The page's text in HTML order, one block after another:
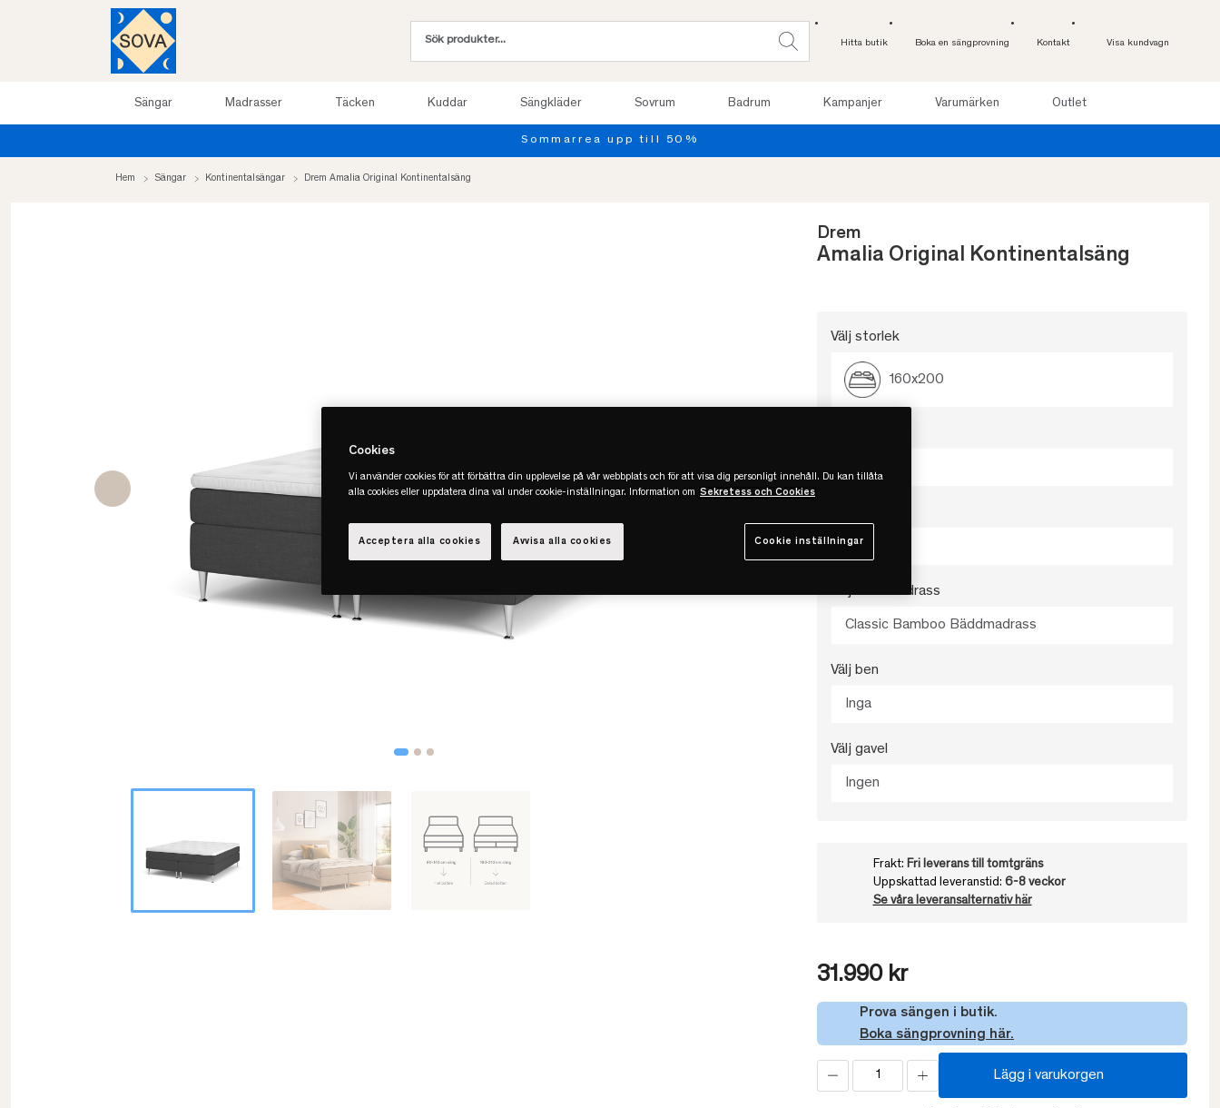
Hitta butik Boka en sängprovning Kontakt Visa kundvagn
Sängar Madrasser Täcken Kuddar Sängkläder Sovrum Badrum Kampanjer Varumärken Outlet
Provsov upp till 100 nätter. Läs mer
Hem Sängar Kontinentalsängar Drem Amalia Original Kontinentalsäng
Drem
Amalia Original Kontinentalsäng
Välj storlek
160x200
Medium
Välj bäddmadrass
Classic Bamboo Bäddmadrass
Välj ben
Inga
Välj gavel
Ingen
Frakt: Fri leverans till tomtgräns
Uppskattad leveranstid: 6-8 veckor
Se våra leveransalternativ här
31.990 kr
Prova sängen i butik.
Boka sängprovning här.
Lägg i varukorgen
Cookies
Vi använder cookies för att förbättra din upplevelse på vår webbplats och för att visa dig personligt innehåll. Du kan tillåta
alla cookies eller uppdatera dina val under cookie-inställningar. Information om Sekretess och Cookies
Cookie inställningar
Avvisa alla cookies
Acceptera alla cookies